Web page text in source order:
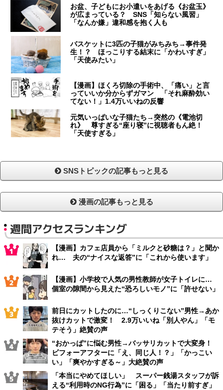
お盆、子どもにお小遣いをあげる《お盆玉》
が広まっている？ SNS「知らない風習」
「なんか嫌」違和感を抱く人も
バスケットに3匹の子猫がみちみち→事件発
生！？ ほっこりする結末に「かわいすぎ」
「天使みたい」
【漫画】ほくろ切除の手術中、「痛い」と言
っていいか分からずガマン 「それ麻酔効い
てない！」1.4万いいねの反響
元気いっぱいな子猫たち→突然の《電池切
れ》 尊すぎる“座り寝”に視聴者もん絶！
「天使すぎる」
SNSトピックの記事もっと見る
漫画の記事もっと見る
週間アクセスランキング
【漫画】カフェ店員から「ミルクと砂糖は？」と聞か
れ… 夫の“ナイスな返答”に「これから使います」
【漫画】小学校で人気の男性教師が女子トイレに…
個室の隙間から見えた“恐ろしいモノ”に「許せない」
前日にカットしたのに…“しっくりこない”男性→あか
抜けカットで激変！ 2.9万いいね「別人やん」「モ
テそう」絶賛の声
“おかっぱ”に悩む男性→バッサリカットで大変身！
ビフォーアフターに「え、同じ人！？」「かっこい
い」「爽やかすぎる～」大絶賛の声
「本当にやめてほしい」 スーパー銭湯スタッフが訴
える“利用時のNG行為”に「困る」「当たり前すぎ」